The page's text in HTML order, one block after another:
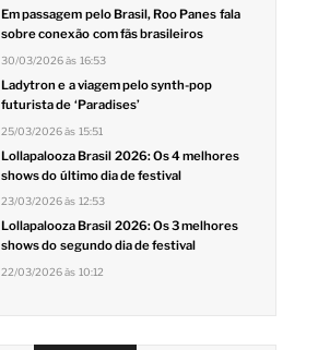
Em passagem pelo Brasil, Roo Panes fala
sobre conexão com fãs brasileiros
30/03/2026 às 16:53
Ladytron e a viagem pelo synth-pop
futurista de ‘Paradises’
25/03/2026 às 15:51
Lollapalooza Brasil 2026: Os 4 melhores
shows do último dia de festival
23/03/2026 às 12:53
Lollapalooza Brasil 2026: Os 3 melhores
shows do segundo dia de festival
22/03/2026 às 10:12